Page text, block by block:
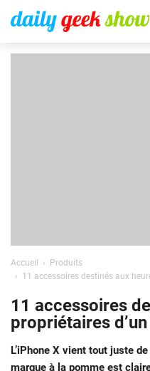
Accueil
Produits
11 accessoires destinés aux
11 accessoires
propriétaires
L’iPhone X vient tout juste
marque à la pomme est